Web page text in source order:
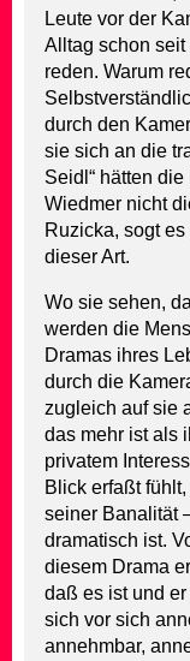
Leute vor der
Alltag schon
reden. Warum
durch den
sie sich an die
Seidl“ hätten
Wiedmer nicht
Ruzicka, sogt
dieser Art.
Wo sie sehen,
werden die
Dramas ihres
durch die
zugleich auf sie
das mehr ist als
privatem
Blick erfaßt
seiner Banalität
dramatisch ist.
diesem Drama
daß es ist und
sich vor sich
annehmbar,